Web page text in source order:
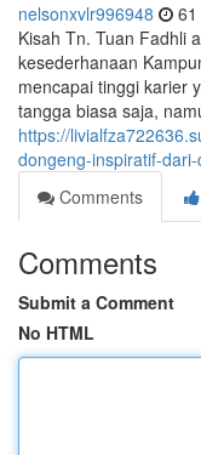
nelsonxvlr996948
Kisah Tn. Tuan Fadhli
kesederhanaan
mencapai tinggi karier
tangga biasa saja,
https://
dongeng-inspiratif-
Comments
Comments
Submit a Comment
No HTML